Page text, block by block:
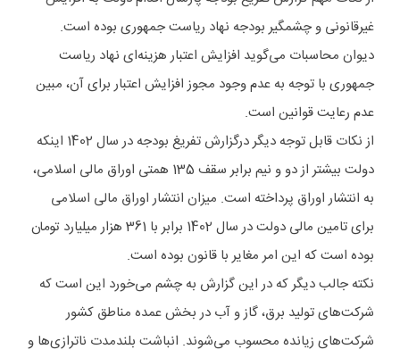
غیرقانونی و چشمگیر بودجه نهاد ریاست جمهوری بوده است.
دیوان محاسبات می‌گوید افزایش اعتبار هزینه‌ای نهاد ریاست
جمهوری با توجه به عدم وجود مجوز افزایش اعتبار برای آن، مبین
عدم رعایت قوانین است.
از نکات قابل توجه دیگر درگزارش تفریغ بودجه در سال 1402 اینکه
دولت بیشتر از دو و نیم برابر سقف 135 همتی اوراق مالی اسلامی،
به انتشار اوراق پرداخته است. میزان انتشار اوراق مالی اسلامی
برای تامین مالی دولت در سال 1402 برابر با 361 هزار میلیارد تومان
بوده است که این امر مغایر با قانون بوده است.
نکته جالب دیگر که در این گزارش به چشم می‌خورد این است که
شرکت‌های تولید برق، گاز و آب در بخش عمده مناطق کشور
شرکت‌های زیانده محسوب می‌شوند. انباشت بلندمدت ناترازی‌ها و